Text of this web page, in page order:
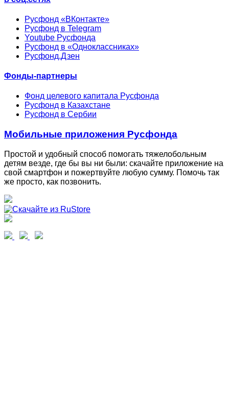
Русфонд «ВКонтакте»
Русфонд в Telegram
Youtube Русфонда
Русфонд в «Одноклассниках»
Русфонд.Дзен
Фонды-партнеры
Фонд целевого капитала Русфонда
Русфонд в Казахстане
Русфонд в Сербии
Мобильные приложения Русфонда
Простой и удобный способ помогать тяжелобольным
детям везде, где бы вы ни были: скачайте приложение на
свой смартфон и пожертвуйте любую сумму. Помочь так
же просто, как позвонить.